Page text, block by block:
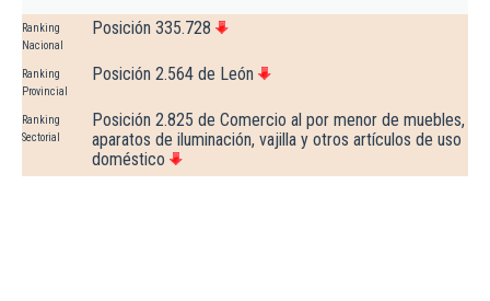
Ranking
Nacional
Posición 335.728
Ranking
Provincial
Posición 2.564 de León
Ranking
Sectorial
Posición 2.825 de Comercio al por menor de muebles,
aparatos de iluminación, vajilla y otros artículos de uso
doméstico